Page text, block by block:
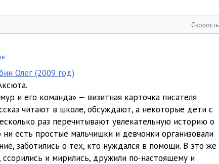
Скорость
Олег (2009 год)
и его команда» — визитная карточка писателя
читают в школе, обсуждают, а некоторые дети с
раз перечитывают увлекательную историю о
есть простые мальчишки и девчонки организовали
заботились о тех, кто нуждался в помощи. В это же
ссорились и мирились, дружили по-настоящему и